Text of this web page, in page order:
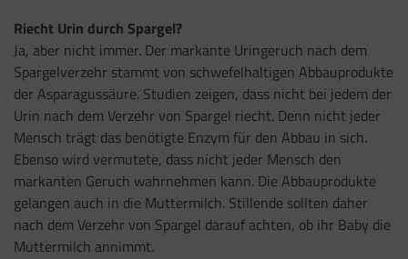
Riecht Urin durch Spargel?
Ja, aber nicht immer. Der markante Uringeruch nach dem
Spargelverzehr stammt von schwefelhaltigen Abbauprodukte
der Asparagussäure. Studien zeigen, dass nicht bei jedem der
Urin nach dem Verzehr von Spargel riecht. Denn nicht jeder
Mensch trägt das benötigte Enzym für den Abbau in sich.
Ebenso wird vermutete, dass nicht jeder Mensch den
markanten Geruch wahrnehmen kann. Die Abbauprodukte
gelangen auch in die Muttermilch. Stillende sollten daher
nach dem Verzehr von Spargel darauf achten, ob ihr Baby die
Muttermilch annimmt.